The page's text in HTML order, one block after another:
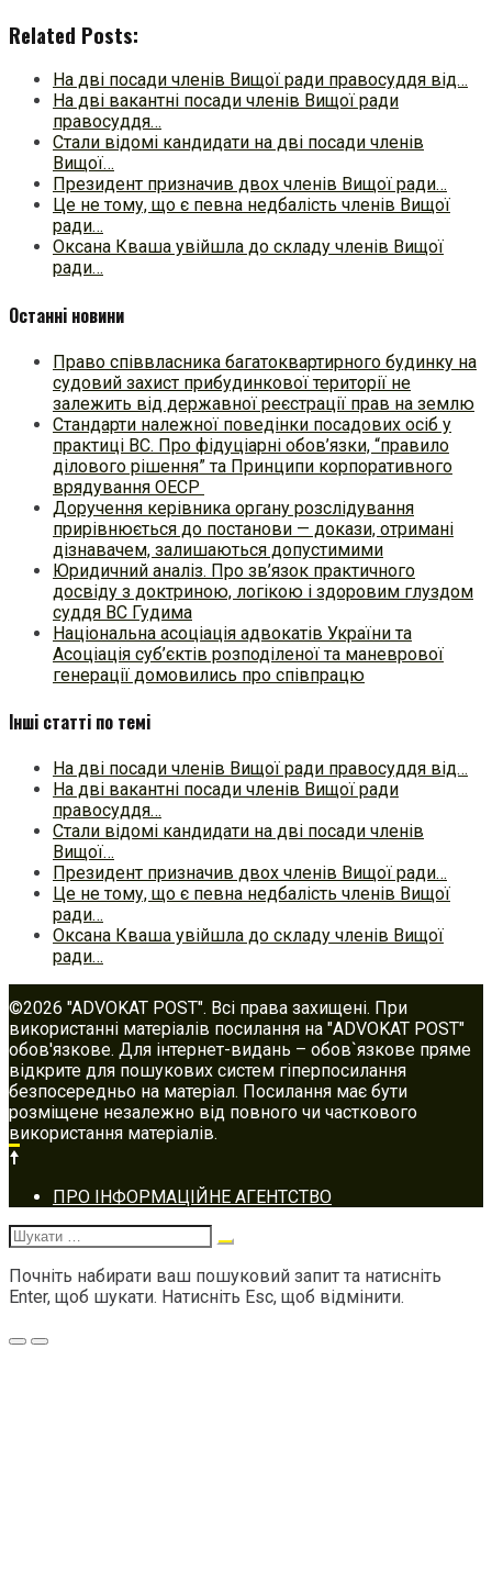
Related Posts:
На дві посади членів Вищої ради правосуддя від…
На дві вакантні посади членів Вищої ради
правосуддя…
Стали відомі кандидати на дві посади членів
Вищої…
Президент призначив двох членів Вищої ради…
Це не тому, що є певна недбалість членів Вищої
ради…
Оксана Кваша увійшла до складу членів Вищої
ради…
Останні новини
Право співвласника багатоквартирного будинку на
судовий захист прибудинкової території не
залежить від державної реєстрації прав на землю
Стандарти належної поведінки посадових осіб у
практиці ВC. Про фідуціарні обов’язки, “правило
ділового рішення” та Принципи корпоративного
врядування ОЕСР
Доручення керівника органу розслідування
прирівнюється до постанови — докази, отримані
дізнавачем, залишаються допустимими
Юридичний аналіз. Про зв’язок практичного
досвіду з доктриною, логікою і здоровим глуздом
суддя ВС Гудима
Національна асоціація адвокатів України та
Асоціація суб’єктів розподіленої та маневрової
генерації домовились про співпрацю
Інші статті по темі
На дві посади членів Вищої ради правосуддя від…
На дві вакантні посади членів Вищої ради
правосуддя…
Стали відомі кандидати на дві посади членів
Вищої…
Президент призначив двох членів Вищої ради…
Це не тому, що є певна недбалість членів Вищої
ради…
Оксана Кваша увійшла до складу членів Вищої
ради…
©2026 "ADVOKAT POST". Всі права захищені. При
використанні матеріалів посилання на "ADVOKAT POST"
обов'язкове. Для інтернет-видань – обов`язкове пряме
відкрите для пошукових систем гіперпосилання
безпосередньо на матеріал. Посилання має бути
розміщене незалежно від повного чи часткового
використання матеріалів.
Footer
navigation
ПРО ІНФОРМАЦІЙНЕ АГЕНТСТВО
Шукати:
Почніть набирати ваш пошуковий запит та натисніть
Enter, щоб шукати. Натисніть Esc, щоб відмінити.
Меню